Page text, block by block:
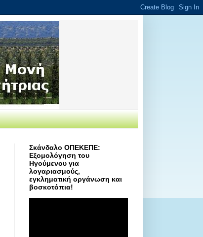
Σκάνδαλο ΟΠΕΚΕΠΕ:
Εξομολόγηση του
Ηγούμενου για
λογαριασμούς,
εγκληματική οργάνωση και
βοσκοτόπια!